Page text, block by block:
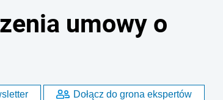
umowy o
Dołącz do grona ekspertów